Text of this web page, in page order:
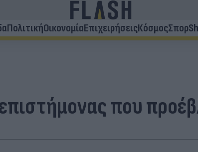
ΠολιτικήΟικονομίαΕπιχειρήσειςΚόσμοςΣπορ
που